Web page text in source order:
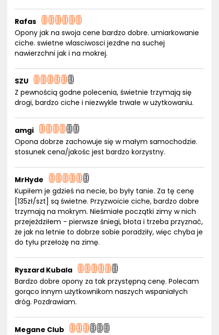
Rafas
Opony jak na swoja cene bardzo dobre. umiarkowanie
ciche. swietne wlasciwosci jezdne na suchej
nawierzchni jak i na mokrej.
SZU
Z pewnością godne polecenia, świetnie trzymają się
drogi, bardzo ciche i niezwykle trwałe w użytkowaniu.
amgi
Opona dobrze zachowuje się w małym samochodzie.
stosunek cena/jakośc jest bardzo korzystny.
MrHyde
Kupiłem je gdzieś na necie, bo były tanie. Za tę cenę
[135zł/szt] są świetne. Przyzwoicie ciche, bardzo dobre
trzymają na mokrym. Nieśmiałe początki zimy w nich
przejeździłem - pierwsze śniegi, błota i trzeba przyznać,
że jak na letnie to dobrze sobie poradziły, więc chyba je
do tyłu przełożę na zimę.
Ryszard Kubala
Bardzo dobre opony za tak przystępną cenę. Polecam
gorąco innym użytkownikom naszych wspaniałych
dróg. Pozdrawiam.
Megane Club